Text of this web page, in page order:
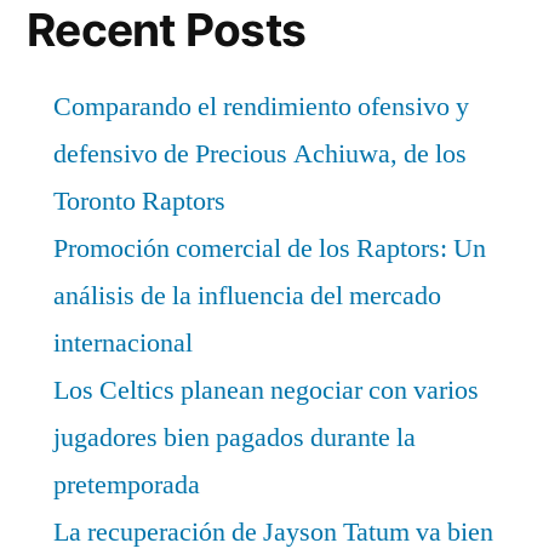
Recent Posts
Comparando el rendimiento ofensivo y
defensivo de Precious Achiuwa, de los
Toronto Raptors
Promoción comercial de los Raptors: Un
análisis de la influencia del mercado
internacional
Los Celtics planean negociar con varios
jugadores bien pagados durante la
pretemporada
La recuperación de Jayson Tatum va bien